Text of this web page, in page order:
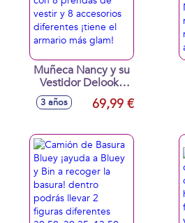
Muñeca Nancy y su
Vestidor Delooks
con 8 prendas de
vestir y 8
diferentes ¡tiene el
armario más glam!
3 años 69,99 €